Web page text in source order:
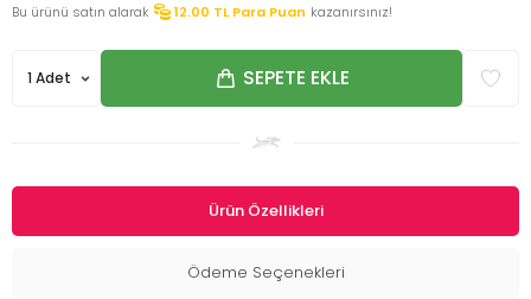
Bu ürünü satın alarak
12.00 TL Para Puan kazanırsınız!
SEPETE EKLE
Ürün Özellikleri
Ödeme Seçenekleri